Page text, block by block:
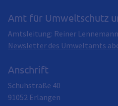
Amt für Umweltschutz
Amtsleitung: Reiner Lennemann
Newsletter des Umweltamts
Anschrift
Schuhstraße 40
91052 Erlangen